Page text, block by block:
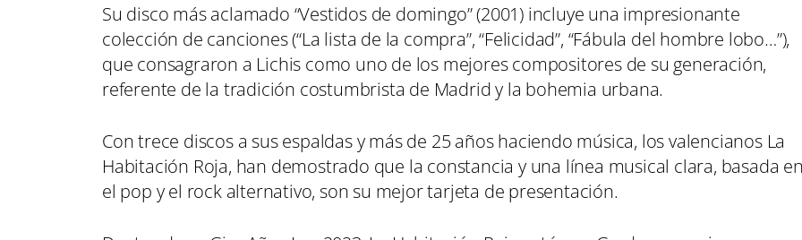
Su disco más aclamado “Vestidos de domingo” (2001) incluye una impresionante
colección de canciones (“La lista de la compra”, “Felicidad”, “Fábula del hombre lobo…”),
que consagraron a Lichis como uno de los mejores compositores de su generación,
referente de la tradición costumbrista de Madrid y la bohemia urbana.
Con trece discos a sus espaldas y más de 25 años haciendo música, los valencianos La
Habitación Roja, han demostrado que la constancia y una línea musical clara, basada en
el pop y el rock alternativo, son su mejor tarjeta de presentación.